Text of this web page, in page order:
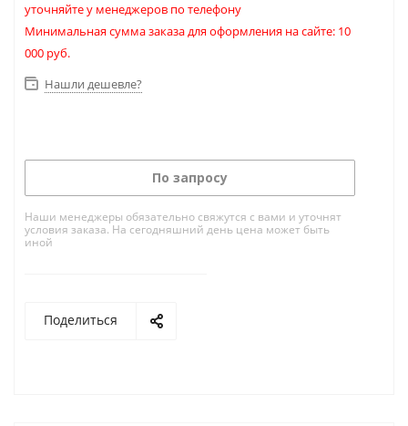
уточняйте у менеджеров по телефону
Минимальная сумма заказа для оформления на сайте: 10
000 руб.
Нашли дешевле?
По запросу
Наши менеджеры обязательно свяжутся с вами и уточнят
условия заказа. На сегодняшний день цена может быть
иной
Поделиться